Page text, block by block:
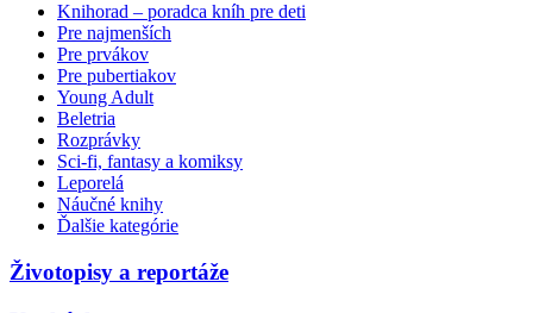
Knihorad – poradca kníh pre deti
Pre najmenších
Pre prvákov
Pre pubertiakov
Young Adult
Beletria
Rozprávky
Sci-fi, fantasy a komiksy
Leporelá
Náučné knihy
Ďalšie kategórie
Životopisy a reportáže